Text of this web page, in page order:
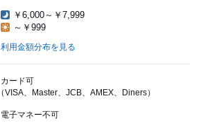
￥6,000～￥7,999
～￥999
利用金額分布を見る
カード可
（VISA、Master、JCB、AMEX、Diners）
電子マネー不可